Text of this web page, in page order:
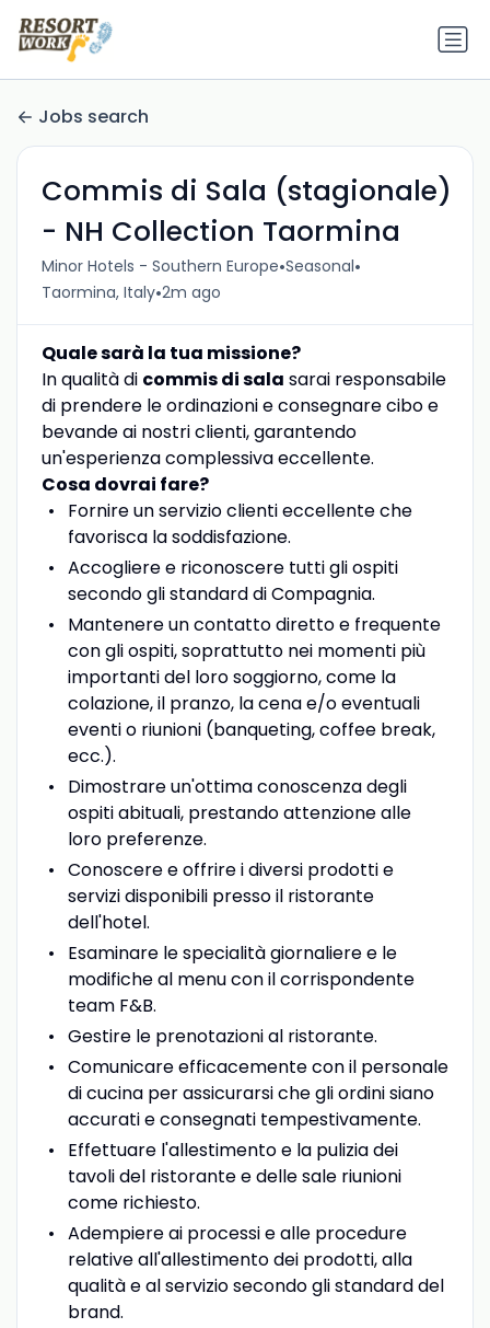
Jobs search
Commis di Sala (stagionale)
- NH Collection Taormina
Minor Hotels - Southern Europe•Seasonal•
Taormina, Italy•2m ago
Quale sarà la tua missione?
In qualità di commis di sala sarai responsabile
di prendere le ordinazioni e consegnare cibo e
bevande ai nostri clienti, garantendo
un'esperienza complessiva eccellente.
Cosa dovrai fare?
Fornire un servizio clienti eccellente che
favorisca la soddisfazione.
Accogliere e riconoscere tutti gli ospiti
secondo gli standard di Compagnia.
Mantenere un contatto diretto e frequente
con gli ospiti, soprattutto nei momenti più
importanti del loro soggiorno, come la
colazione, il pranzo, la cena e/o eventuali
eventi o riunioni (banqueting, coffee break,
ecc.).
Dimostrare un'ottima conoscenza degli
ospiti abituali, prestando attenzione alle
loro preferenze.
Conoscere e offrire i diversi prodotti e
servizi disponibili presso il ristorante
dell'hotel.
Esaminare le specialità giornaliere e le
modifiche al menu con il corrispondente
team F&B.
Gestire le prenotazioni al ristorante.
Comunicare efficacemente con il personale
di cucina per assicurarsi che gli ordini siano
accurati e consegnati tempestivamente.
Effettuare l'allestimento e la pulizia dei
tavoli del ristorante e delle sale riunioni
come richiesto.
Adempiere ai processi e alle procedure
relative all'allestimento dei prodotti, alla
qualità e al servizio secondo gli standard del
brand.